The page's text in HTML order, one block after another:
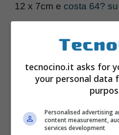
12 x 7cm e costa 64?
tecnocino.it asks for
your personal data
Personalised advertising
content measurement,
services development